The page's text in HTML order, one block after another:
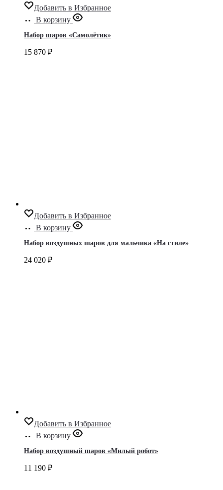
Добавить в Избранное
В корзину
Набор шаров «Самолётик»
15 870 ₽
Добавить в Избранное
В корзину
Набор воздушных шаров для мальчика «На стиле»
24 020 ₽
Добавить в Избранное
В корзину
Набор воздушный шаров «Милый робот»
11 190 ₽